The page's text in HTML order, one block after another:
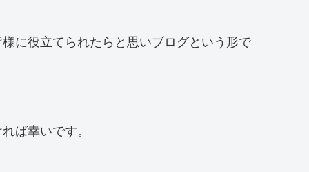
に役立てられたらと思いブログという形で
ば幸いです。